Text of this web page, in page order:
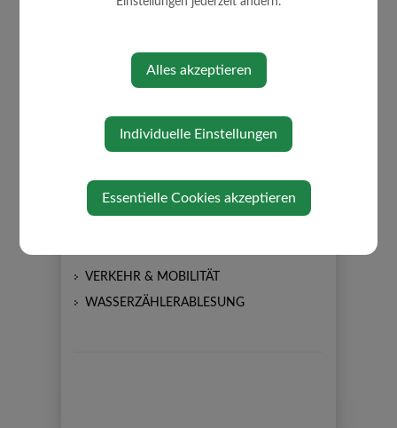
BARRIEREFREIHEIT
FÖRDERUNGEN
FORMULARE
MÜLLABFUHR
VERKEHR & MOBILITÄT
WASSERZÄHLERABLESUNG
Alles akzeptieren
Individuelle Einstellungen
Essentielle Cookies akzeptieren